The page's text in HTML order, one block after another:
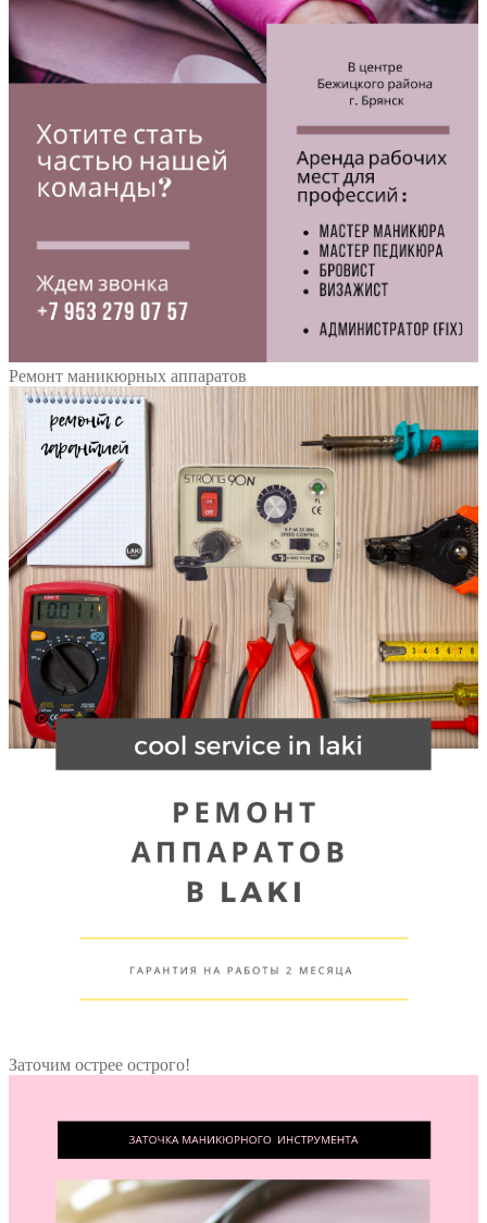
Ремонт маникюрных аппаратов
Заточим острее острого!